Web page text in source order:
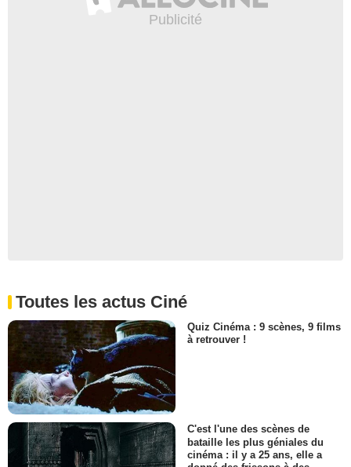
Toutes les actus Ciné
Quiz Cinéma : 9 scènes, 9 films
à retrouver !
C'est l'une des scènes de
bataille les plus géniales du
cinéma : il y a 25 ans, elle a